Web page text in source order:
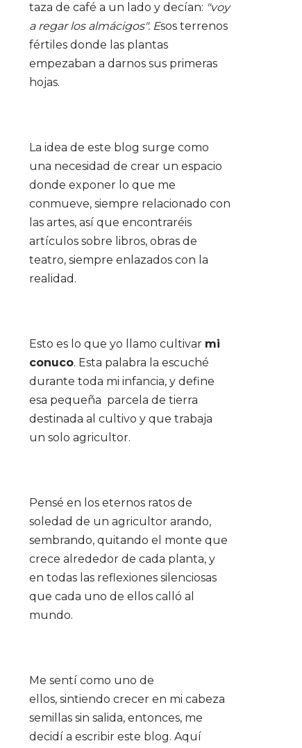
taza de café a un lado y decían: "voy
a regar los almácigos". Esos terrenos
fértiles donde las plantas
empezaban a darnos sus primeras
hojas.
La idea de este blog surge como
una necesidad de crear un espacio
donde exponer lo que me
conmueve, siempre relacionado con
las artes, así que encontraréis
artículos sobre libros, obras de
teatro, siempre enlazados con la
realidad.
Esto es lo que yo llamo cultivar mi
conuco. Esta palabra la escuché
durante toda mi infancia, y define
esa pequeña parcela de tierra
destinada al cultivo y que trabaja
un solo agricultor.
Pensé en los eternos ratos de
soledad de un agricultor arando,
sembrando, quitando el monte que
crece alrededor de cada planta, y
en todas las reflexiones silenciosas
que cada uno de ellos calló al
mundo.
Me sentí como uno de
ellos, sintiendo crecer en mi cabeza
semillas sin salida, entonces, me
decidí a escribir este blog. Aquí